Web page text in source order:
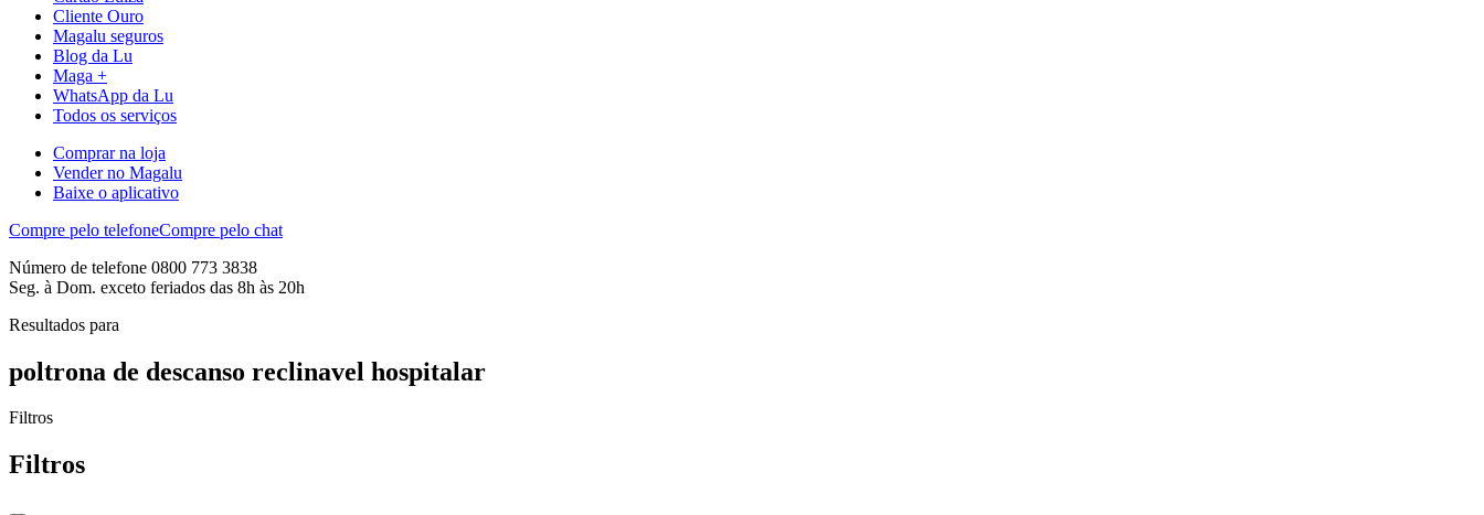
Cliente Ouro
Magalu seguros
Blog da Lu
Maga +
WhatsApp da Lu
Todos os serviços
Comprar na loja
Vender no Magalu
Baixe o aplicativo
Compre pelo telefoneCompre pelo chat
Número de telefone 0800 773 3838
Seg. à Dom. exceto feriados das 8h às 20h
Resultados para
poltrona de descanso reclinavel hospitalar
Filtros
Filtros